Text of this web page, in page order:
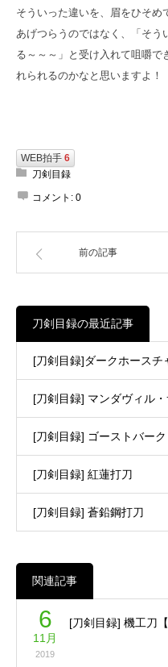
そういった違いを、眉をひそめ
あげつらうのではなく、「そう
る～～～」と受け入れて咀嚼
れられるのかなと思いますよ！
WEB拍手 6
刀剣目録
コメント: 0
前の記事
刀剣目録の最近記事
[刀剣目録]ダークホースチ
[刀剣目録] マンダヴィル
[刀剣目録] ゴーストバー
[刀剣目録] 紅蓮打刀
[刀剣目録] 蒼鉛鋼打刀
関連記事
6
11月
2019
[刀剣目録] 機工刀【